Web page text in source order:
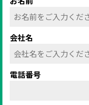
会社名
電話番号